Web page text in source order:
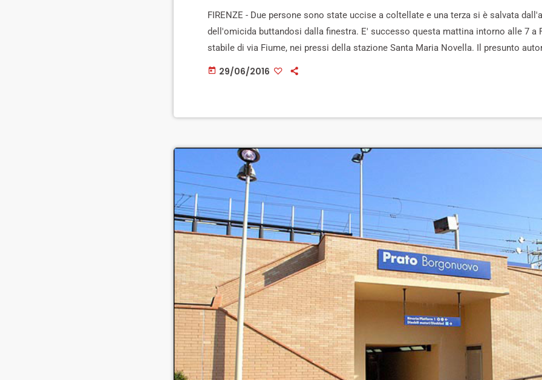
FIRENZE - Due persone sono state uccise a coltellate e una terza si è salvata
dell'omicida buttandosi dalla finestra. E' successo questa mattina intorno alle 7 a
stabile di via Fiume, nei pressi della stazione Santa Maria Novella. Il presunto
omicidi si è dato alla fuga dopo l'aggressione, ma sarebbe stato già identificato:
today 29/06/2016